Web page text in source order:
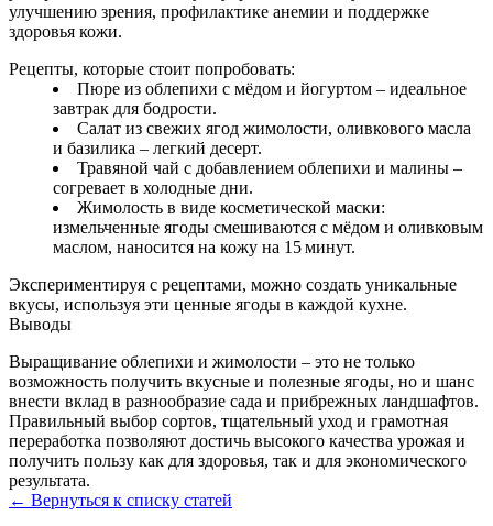
улучшению зрения, профилактике анемии и поддержке
здоровья кожи.
Рецепты, которые стоит попробовать:
Пюре из облепихи с мёдом и йогуртом – идеальное
завтрак для бодрости.
Салат из свежих ягод жимолости, оливкового масла
и базилика – легкий десерт.
Травяной чай с добавлением облепихи и малины –
согревает в холодные дни.
Жимолость в виде косметической маски:
измельченные ягоды смешиваются с мёдом и оливковым
маслом, наносится на кожу на 15 минут.
Экспериментируя с рецептами, можно создать уникальные
вкусы, используя эти ценные ягоды в каждой кухне.
Выводы
Выращивание облепихи и жимолости – это не только
возможность получить вкусные и полезные ягоды, но и шанс
внести вклад в разнообразие сада и прибрежных ландшафтов.
Правильный выбор сортов, тщательный уход и грамотная
переработка позволяют достичь высокого качества урожая и
получить пользу как для здоровья, так и для экономического
результата.
← Вернуться к списку статей